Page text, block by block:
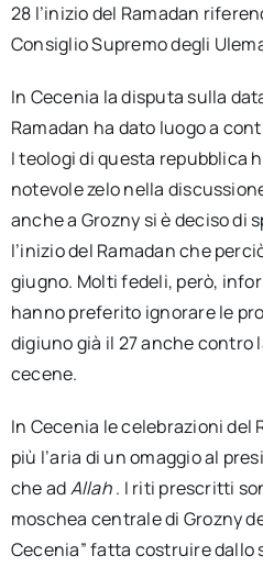
28 l’inizio del Ramadan
Consiglio Supremo degli
In Cecenia la disputa sulla
Ramadan ha dato luogo a
I teologi di questa repubblica
notevole zelo nella
anche a Grozny si è deciso di
l’inizio del Ramadan che
giugno. Molti fedeli, però,
hanno preferito ignorare le
digiuno già il 27 anche contro
cecene.
In Cecenia le celebrazioni del
più l’aria di un omaggio al
che adAllah. I riti prescritti
moschea centrale di Grozny
Cecenia” fatta costruire dallo